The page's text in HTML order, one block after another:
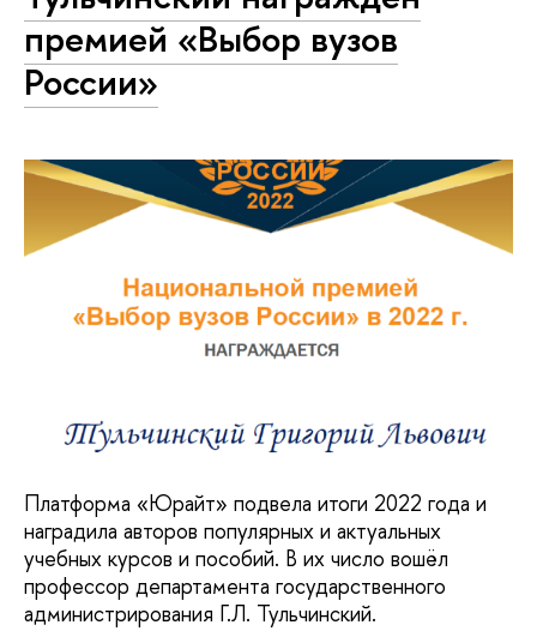
премией «Выбор вузов
России»
Платформа «Юрайт» подвела итоги 2022 года и
наградила авторов популярных и актуальных
учебных курсов и пособий. В их число вошёл
профессор департамента государственного
администрирования Г.Л. Тульчинский.